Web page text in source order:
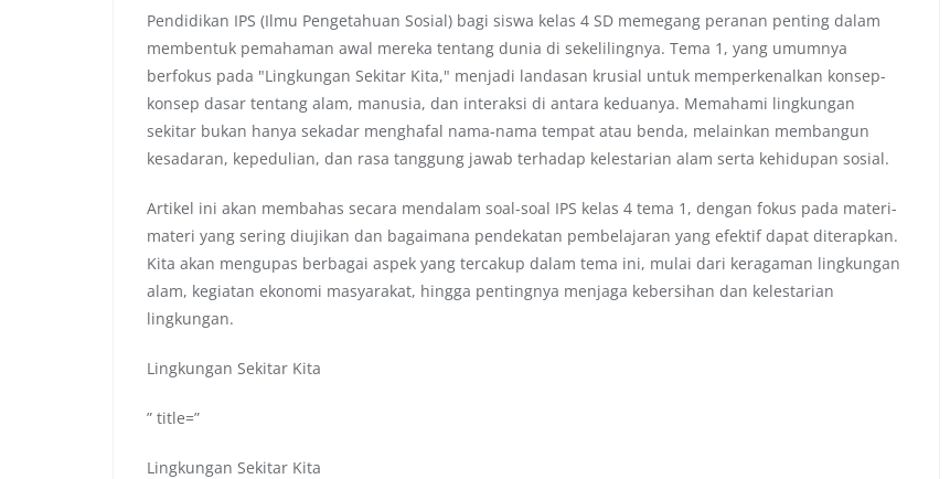
Pendidikan IPS (Ilmu Pengetahuan Sosial) bagi siswa kelas 4 SD memegang peranan penting dalam
membentuk pemahaman awal mereka tentang dunia di sekelilingnya. Tema 1, yang umumnya
berfokus pada "Lingkungan Sekitar Kita," menjadi landasan krusial untuk memperkenalkan konsep-
konsep dasar tentang alam, manusia, dan interaksi di antara keduanya. Memahami lingkungan
sekitar bukan hanya sekadar menghafal nama-nama tempat atau benda, melainkan membangun
kesadaran, kepedulian, dan rasa tanggung jawab terhadap kelestarian alam serta kehidupan sosial.
Artikel ini akan membahas secara mendalam soal-soal IPS kelas 4 tema 1, dengan fokus pada materi-
materi yang sering diujikan dan bagaimana pendekatan pembelajaran yang efektif dapat diterapkan.
Kita akan mengupas berbagai aspek yang tercakup dalam tema ini, mulai dari keragaman lingkungan
alam, kegiatan ekonomi masyarakat, hingga pentingnya menjaga kebersihan dan kelestarian
lingkungan.
Lingkungan Sekitar Kita
” title=”
Lingkungan Sekitar Kita